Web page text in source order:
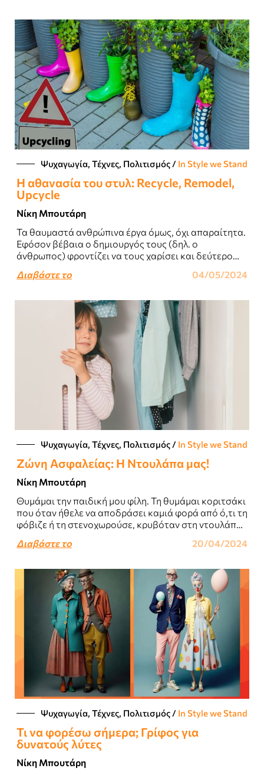
Ψυχαγωγία, Τέχνες, Πολιτισμός / In Style we Stand
Η αθανασία του στυλ: Recycle, Remodel,
Upcycle
Νίκη Μπουτάρη
Τα θαυμαστά ανθρώπινα έργα όμως, όχι απαραίτητα.
Εφόσον βέβαια ο δημιουργός τους (δηλ. ο
άνθρωπος) φροντίζει να τους χαρίσει και δεύτερο
Διαβάστε το 04/05/2024
Ψυχαγωγία, Τέχνες, Πολιτισμός / In Style we Stand
Ζώνη Aσφαλείας: Η Ντουλάπα μας!
Νίκη Μπουτάρη
Θυμάμαι την παιδική μου φίλη. Τη θυμάμαι κοριτσάκι
που όταν ήθελε να αποδράσει καμιά φορά από ό,τι τη
φόβιζε ή τη στενοχωρούσε, κρυβόταν στη ντουλάπα
Διαβάστε το 20/04/2024
Ψυχαγωγία, Τέχνες, Πολιτισμός / In Style we Stand
Τι να φορέσω σήμερα; Γρίφος για
δυνατούς λύτες
Νίκη Μπουτάρη